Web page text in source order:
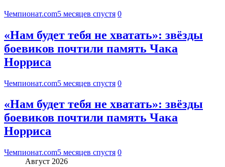
Чемпионат.com5 месяцев спустя 0
«Нам будет тебя не хватать»: звёзды
боевиков почтили память Чака
Норриса
Чемпионат.com5 месяцев спустя 0
«Нам будет тебя не хватать»: звёзды
боевиков почтили память Чака
Норриса
Чемпионат.com5 месяцев спустя 0
Август 2026